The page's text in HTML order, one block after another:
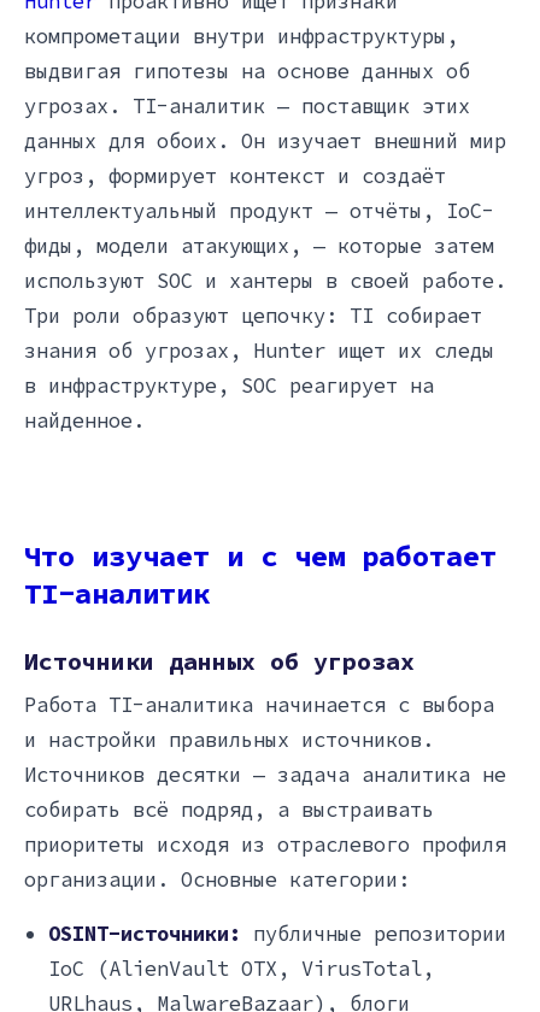
компрометации внутри инфраструктуры,
выдвигая гипотезы на основе данных об
угрозах. TI-аналитик — поставщик этих
данных для обоих. Он изучает внешний мир
угроз, формирует контекст и создаёт
интеллектуальный продукт — отчёты, IoC-
фиды, модели атакующих, — которые затем
используют SOC и хантеры в своей работе.
Три роли образуют цепочку: TI собирает
знания об угрозах, Hunter ищет их следы
в инфраструктуре, SOC реагирует на
найденное.
Что изучает и с чем работает
TI-аналитик
Источники данных об угрозах
Работа TI-аналитика начинается с выбора
и настройки правильных источников.
Источников десятки — задача аналитика не
собирать всё подряд, а выстраивать
приоритеты исходя из отраслевого профиля
организации. Основные категории:
OSINT-источники:
публичные репозитории
IoC (AlienVault OTX, VirusTotal,
URLhaus, MalwareBazaar), блоги